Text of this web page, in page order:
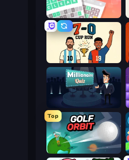
Wordler
Millionaire Quiz
Top
Golf Orbit